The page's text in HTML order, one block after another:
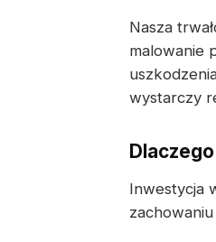
Nasza
malowanie
wystarczy
Inwestycja